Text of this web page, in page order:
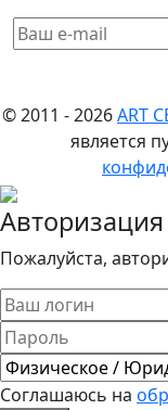
© 2011 - 2026ART
является
Авторизация
Пожалуйста,
Соглашаюсь на